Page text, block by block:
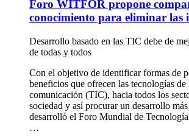
Foro WITFOR propone
conocimiento para eliminar las
Desarrollo basado en las TIC debe de
de todas y todos
Con el objetivo de identificar formas de
beneficios que ofrecen las tecnologías
comunicación (TIC), hacia todos los
sociedad y así procurar un desarrollo
desarrolló el Foro Mundial de
…